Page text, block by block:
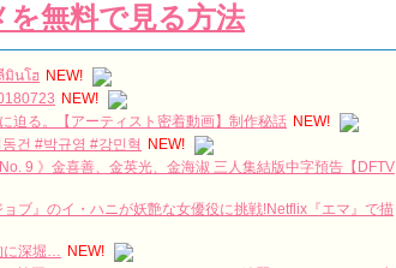
を無料で見る方法
มินโฮ NEW!
NEW!
迫る。【アーティスト密着動画】制作秘話 NEW!
건 #박규영 #강민혁 NEW!
9 》金喜善、金英光、金海淑 三人集結版中字預告【DFTV
ブ』のイ・ハニが妖艶な女優役に挑戦!Netflix『エマ』で描
深堀…
NEW!